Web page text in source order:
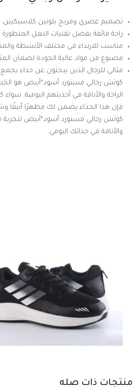
تصميم عصري ومريح بلونين كلاسيكيين:
راحة فائقة بفضل تقنيات النعل المتطورة
مناسب للارتداء في مختلف الأنشطة
مصنوع من مواد عالية الجودة لضمان
مثالي للرجال الذين يبحثون عن حذاء يجمع
كوتش رجالي مستورد أسود*أبيض هو الخيار
الراحة والأناقة في أحذيتهم اليومية. سواء
فإن هذا الحذاء يضمن لك مظهرًا أنيقًا
كوتش رجالي مستورد أسود*أبيض لتجربة
والأناقة في حذائك اليومي.
منتجات ذات صله